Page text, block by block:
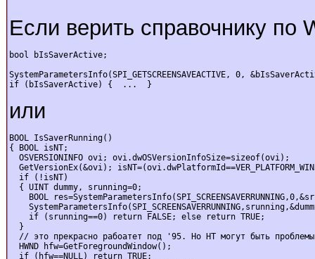
Если верить справочнику по
bool bIsSaverActive;
SystemParametersInfo(SPI_GETSCREENSAVEACTIVE, 0,
if (bIsSaverActive) {  ...  }
или
BOOL IsSaverRunning()
{ BOOL isNT;
  OSVERSIONINFO ovi; ovi.dwOSVersionInfoSize=sizeof(ovi);
GetVersionEx(&ovi);
  if (!isNT)
  { UINT dummy, srunning=0;
BOOL
    if (srunning==0) return FALSE; else return TRUE;
  }
  // это прекрасно рабоатет под '95. Но НТ могут быть проблемы
  HWND hfw=GetForegroundWindow();
  if (hfw==NULL) return TRUE;